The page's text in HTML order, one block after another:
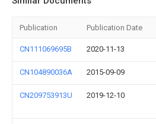
Publication Publication Date
CN111069695B 2020-11-13
CN104890036A 2015-09-09
CN209753913U 2019-12-10